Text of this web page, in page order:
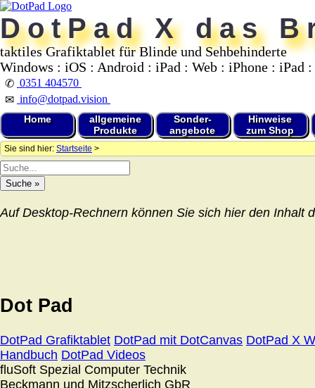
DotPad X das
taktiles Grafiktablet für Blinde und Sehbehinderte
Windows : iOS : Android : iPad : Web : iPhone : iPad
✆ 0351 404570
✉ info@dotpad.vision
Home
allgemeine
Produkte
Sonder-
angebote
Hinweise
zum Shop
Sie sind hier: Startseite >
Auf Desktop-Rechnern können Sie sich hier den Inhalt
Dot Pad
DotPad Grafiktablet DotPad mit DotCanvas DotPad X
Handbuch DotPad Videos
fluSoft Spezial Computer Technik
Beckmann und Mitzscherlich GbR